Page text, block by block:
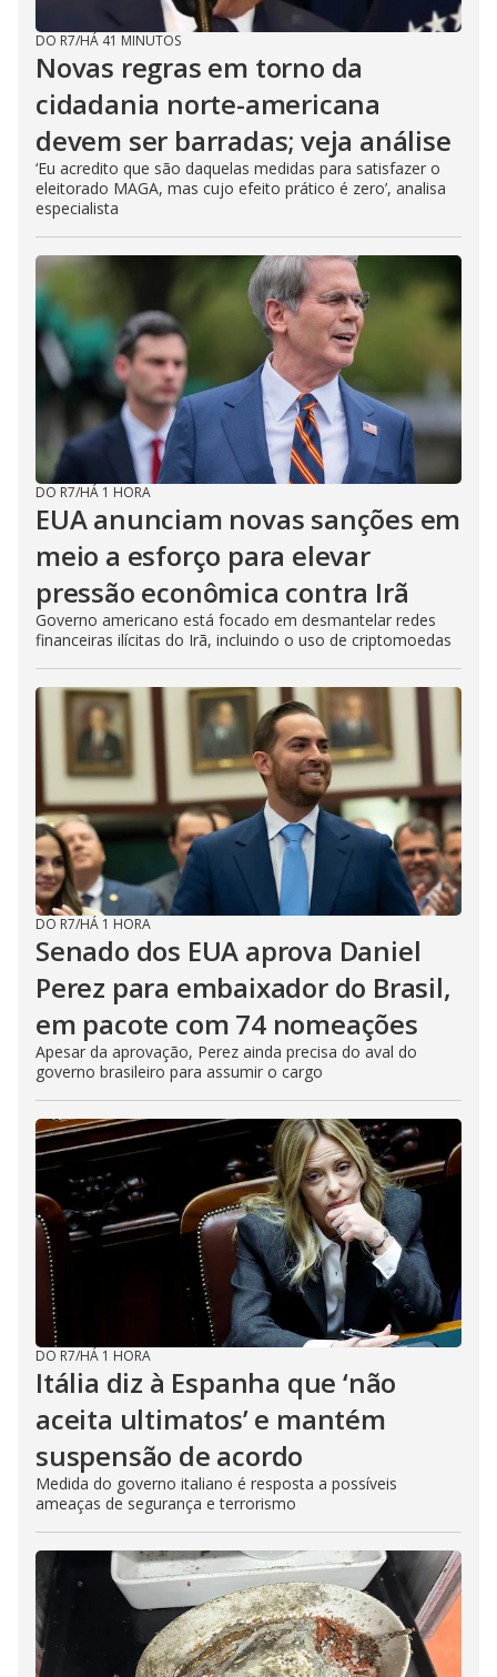
DO R7/HÁ 41 MINUTOS
Novas regras em torno da
cidadania norte-americana
devem ser barradas; veja análise
‘Eu acredito que são daquelas medidas para satisfazer o
eleitorado MAGA, mas cujo efeito prático é zero’, analisa
especialista
DO R7/HÁ 1 HORA
EUA anunciam novas sanções em
meio a esforço para elevar
pressão econômica contra Irã
Governo americano está focado em desmantelar redes
financeiras ilícitas do Irã, incluindo o uso de criptomoedas
DO R7/HÁ 1 HORA
Senado dos EUA aprova Daniel
Perez para embaixador do Brasil,
em pacote com 74 nomeações
Apesar da aprovação, Perez ainda precisa do aval do
governo brasileiro para assumir o cargo
DO R7/HÁ 1 HORA
Itália diz à Espanha que ‘não
aceita ultimatos’ e mantém
suspensão de acordo
Medida do governo italiano é resposta a possíveis
ameaças de segurança e terrorismo